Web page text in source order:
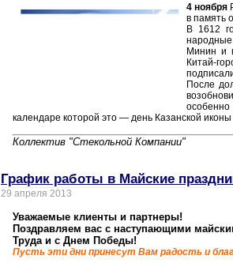
4 ноября
в память
В 1612
Минин и
Китай-
После
календаре которой это — день Казанской
Коллектив "Стекольной Компании"
График работы в Майские
29 апреля 2013
Уважаемые клиенты и партнеры!
Поздравляем вас с наступающими
Труда и с Днем Победы!
Пусть эти дни принесут Вам радость и